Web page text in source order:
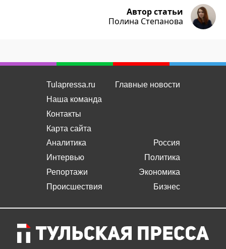
Автор статьи
Полина Степанова
Tulapressa.ru
Наша команда
Контакты
Карта сайта
Главные новости
Аналитика
Интервью
Репортажи
Происшествия
Россия
Политика
Экономика
Бизнес